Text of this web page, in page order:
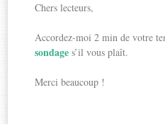
Chers lecteurs,
Accordez-moi 2 min de votre
sondages’il vous plaît.
Merci beaucoup !